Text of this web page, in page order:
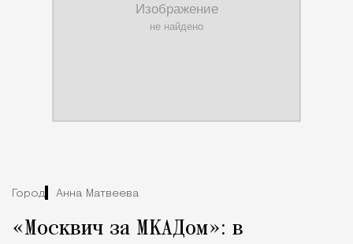
Город Анна Матвеева
«Москвич за МКАДом»: в